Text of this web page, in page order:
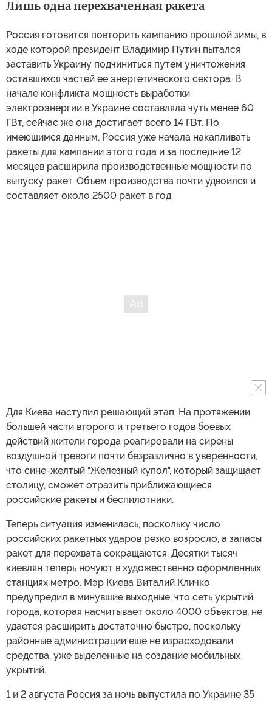
Лишь одна перехваченная ракета
Россия готовится повторить кампанию прошлой зимы, в
ходе которой президент Владимир Путин пытался
заставить Украину подчиниться путем уничтожения
оставшихся частей ее энергетического сектора. В
начале конфликта мощность выработки
электроэнергии в Украине составляла чуть менее 60
ГВт, сейчас же она достигает всего 14 ГВт. По
имеющимся данным, Россия уже начала накапливать
ракеты для кампании этого года и за последние 12
месяцев расширила производственные мощности по
выпуску ракет. Объем производства почти удвоился и
составляет около 2500 ракет в год.
Для Киева наступил решающий этап. На протяжении
большей части второго и третьего годов боевых
действий жители города реагировали на сирены
воздушной тревоги почти безразлично в уверенности,
что сине-желтый "Железный купол", который защищает
столицу, сможет отразить приближающиеся
российские ракеты и беспилотники.
Теперь ситуация изменилась, поскольку число
российских ракетных ударов резко возросло, а запасы
ракет для перехвата сокращаются. Десятки тысяч
киевлян теперь ночуют в художественно оформленных
станциях метро. Мэр Киева Виталий Кличко
предупредил в минувшие выходные, что сеть укрытий
города, которая насчитывает около 4000 объектов, не
удается расширить достаточно быстро, поскольку
районные администрации еще не израсходовали
средства, уже выделенные на создание мобильных
укрытий.
1 и 2 августа Россия за ночь выпустила по Украине 35